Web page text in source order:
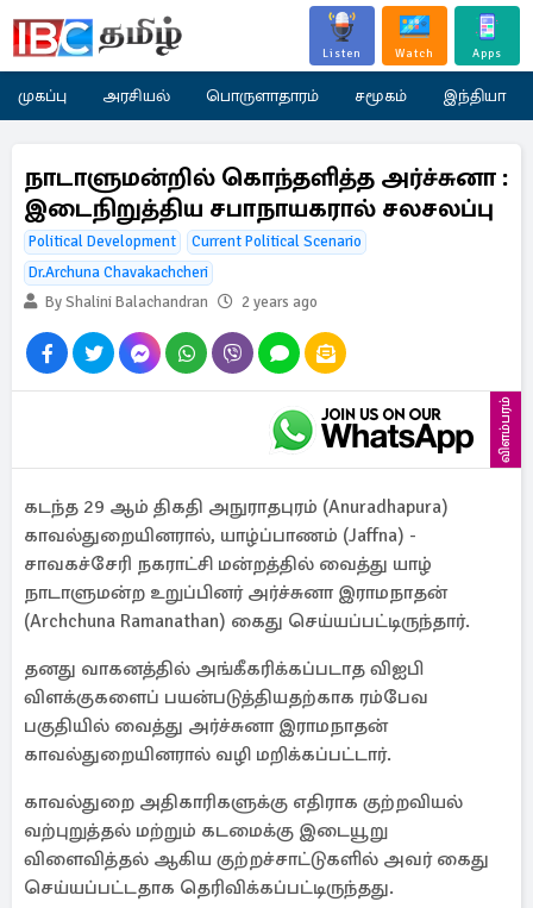
Listen Watch Apps
முகப்பு அரசியல் பொருளாதாரம் சமூகம் இந்தியா
நாடாளுமன்றில் கொந்தளித்த அர்ச்சுனா :
இடைநிறுத்திய சபாநாயகரால் சலசலப்பு
Political Development
Current Political Scenario
Dr.Archuna Chavakachcheri
By Shalini Balachandran
2 years ago
விளம்பரம்
கடந்த 29 ஆம் திகதி அநுராதபுரம் (Anuradhapura)
காவல்துறையினரால், யாழ்ப்பாணம் (Jaffna) -
சாவகச்சேரி நகராட்சி மன்றத்தில் வைத்து யாழ்
நாடாளுமன்ற உறுப்பினர் அர்ச்சுனா இராமநாதன்
(Archchuna Ramanathan) கைது செய்யப்பட்டிருந்தார்.
தனது வாகனத்தில் அங்கீகரிக்கப்படாத விஐபி
விளக்குகளைப் பயன்படுத்தியதற்காக ரம்பேவ
பகுதியில் வைத்து அர்ச்சுனா இராமநாதன்
காவல்துறையினரால் வழி மறிக்கப்பட்டார்.
காவல்துறை அதிகாரிகளுக்கு எதிராக குற்றவியல்
வற்புறுத்தல் மற்றும் கடமைக்கு இடையூறு
விளைவித்தல் ஆகிய குற்றச்சாட்டுகளில் அவர் கைது
செய்யப்பட்டதாக தெரிவிக்கப்பட்டிருந்தது.